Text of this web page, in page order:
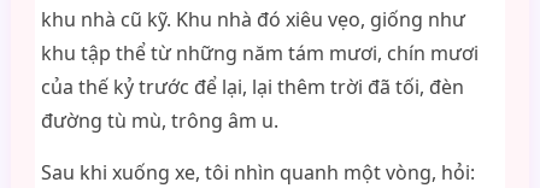
khu nhà cũ kỹ. Khu nhà đó xiêu vẹo, giống như
khu tập thể từ những năm tám mươi, chín mươi
của thế kỷ trước để lại, lại thêm trời đã tối, đèn
đường tù mù, trông âm u.
Sau khi xuống xe, tôi nhìn quanh một vòng, hỏi: